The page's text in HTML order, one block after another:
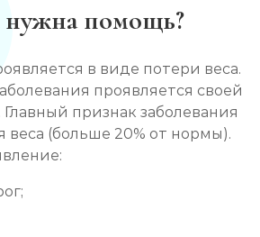
нужна помощь?
в виде потери веса.
проявляется своей
признак заболевания
веса (больше 20% от нормы).